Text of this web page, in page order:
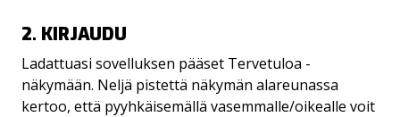
2. KIRJAUDU
Ladattuasi sovelluksen pääset Tervetuloa -
näkymään. Neljä pistettä näkymän alareunassa
kertoo, että pyyhkäisemällä vasemmalle/oikealle voit